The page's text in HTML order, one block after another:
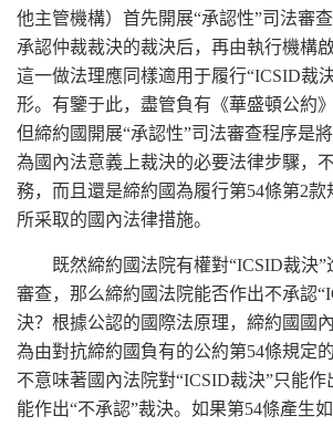
他主管機構）首先開展“承認性”司法審
承認仲裁裁決的裁決后，再由執行機構
這一做法理應同樣適用于履行“ICSID裁
形。有鑒于此，盡管負有《華盛頓公約
但締約國開展“承認性”司法審查程序是
為國內法意義上裁決的必要法律步驟，
務，而且還是締約國為履行第54條第2款
所采取的國內法律措施。
既然締約國法院有權對“ICSID裁決”
審查，那么締約國法院能否作出不承認
決？根據公認的國際法原理，締約國國
為由對抗締約國負有的公約第54條規定
不意味著國內法院對“ICSID裁決”只能
能作出“不承認”裁決。如果第54條產生